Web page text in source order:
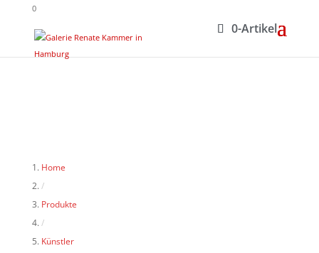
0
0-Artikel
Home
/
Produkte
/
Künstler